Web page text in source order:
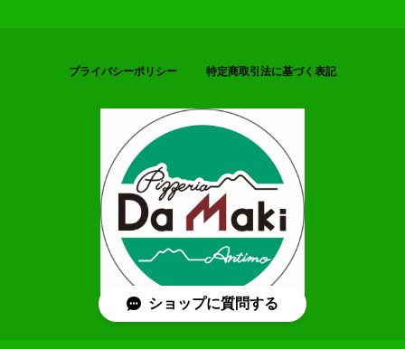
プライバシーポリシー 特定商取引法に基づく表記
ショップに質問する